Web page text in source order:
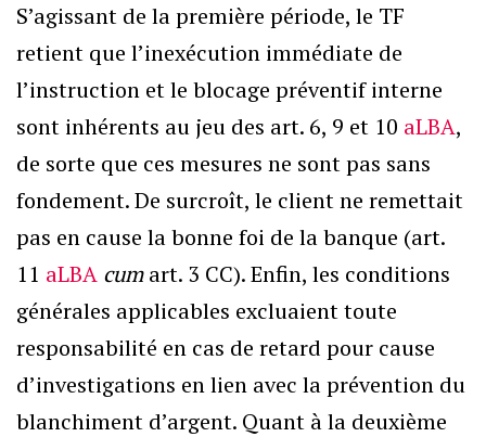
S’agissant de la première période, le TF
retient que l’inexécution immédiate de
l’instruction et le blocage préventif interne
sont inhérents au jeu des art. 6, 9 et 10 aLBA,
de sorte que ces mesures ne sont pas sans
fondement. De surcroît, le client ne remettait
pas en cause la bonne foi de la banque (art.
11 aLBA cumart. 3 CC). Enfin, les conditions
générales applicables excluaient toute
responsabilité en cas de retard pour cause
d’investigations en lien avec la prévention du
blanchiment d’argent. Quant à la deuxième